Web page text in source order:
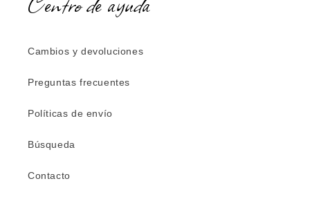
Cambios y devoluciones
Preguntas frecuentes
Políticas de envío
Búsqueda
Contacto